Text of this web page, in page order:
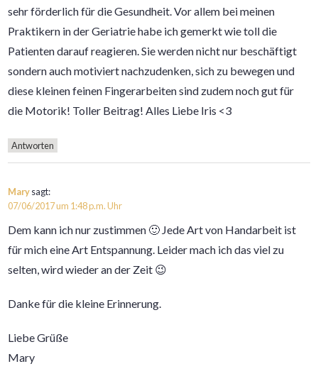
sehr förderlich für die Gesundheit. Vor allem bei meinen
Praktikern in der Geriatrie habe ich gemerkt wie toll die
Patienten darauf reagieren. Sie werden nicht nur beschäftigt
sondern auch motiviert nachzudenken, sich zu bewegen und
diese kleinen feinen Fingerarbeiten sind zudem noch gut für
die Motorik! Toller Beitrag! Alles Liebe Iris <3
Antworten
Marysagt:
07/06/2017 um 1:48 p.m. Uhr
Dem kann ich nur zustimmen 🙂 Jede Art von Handarbeit ist
für mich eine Art Entspannung. Leider mach ich das viel zu
selten, wird wieder an der Zeit 😉
Danke für die kleine Erinnerung.
Liebe Grüße
Mary